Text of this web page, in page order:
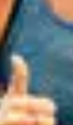
en
alimentaires et